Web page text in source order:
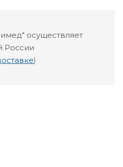
осуществляет
России
)